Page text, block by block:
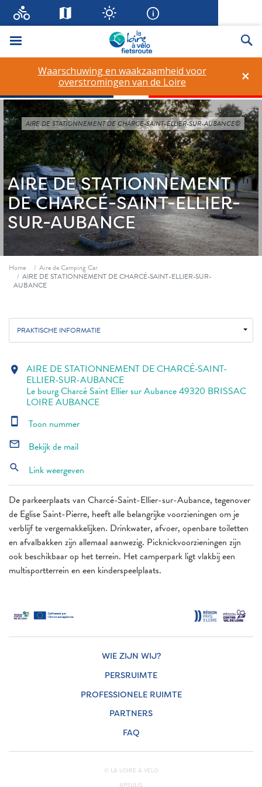
Menu
×
Waarschuwing en waakzaamheid voor
overstromingen van de Loire
AIRE DE STATIONNEMENT
DE CHARCÉ-SAINT-ELLIER-
SUR-AUBANCE
AIRE DE STATIONNEMENT DE CHARCÉ-SAINT-ELLIER-SUR-AUBANCE©
Fil d'ariane
Home
Aire de Camping Car
AIRE DE STATIONNEMENT DE CHARCÉ-SAINT-ELLIER-SUR-
AUBANCE
PRAKTISCHE INFORMATIE
De parkeerplaats van Charcé-Saint-Ellier-sur-Aubance, tegenover
de Eglise Saint-Pierre, heeft alle belangrijke voorzieningen om je
verblijf te vergemakkelijken. Drinkwater, afvoer, openbare toiletten
en afvalbakken zijn allemaal aanwezig. Picknickvoorzieningen zijn
ook beschikbaar op het terrein. Het camperpark ligt vlakbij een
multisportterrein en een kinderspeelplaats.
location_on AIRE DE STATIONNEMENT DE CHARCÉ-SAINT-
ELLIER-SUR-AUBANCE
Le bourg Charcé Saint Ellier sur Aubance 49320 BRISSAC
LOIRE AUBANCE
smartphone Toon nummer
mail_outline Bekijk de mail
search Link weergeven
WIE ZIJN WIJ?
PERSRUIMTE
PROFESSIONELE RUIMTE
PARTNERS
FAQ
© LA LOIRE À VÉLO
APSULIS